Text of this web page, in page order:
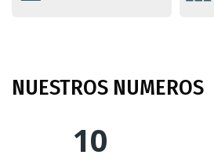
NUESTROS NUMEROS
10